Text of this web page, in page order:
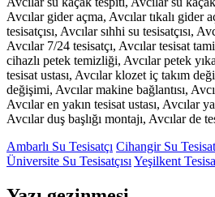
Avcılar gider açma, Avcılar tıkalı gider
tesisatçısı, Avcılar sıhhi su tesisatçısı,
Avcılar 7/24 tesisatçı, Avcılar tesisat
cihazlı petek temizliği, Avcılar petek
tesisat ustası, Avcılar klozet iç takım
değişimi, Avcılar makine bağlantısı,
Avcılar en yakın tesisat ustası, Avcılar
Avcılar duş başlığı montajı, Avcılar de
Ambarlı Su Tesisatçı Cihangir Su
Üniversite Su Tesisatçısı Yeşilkent